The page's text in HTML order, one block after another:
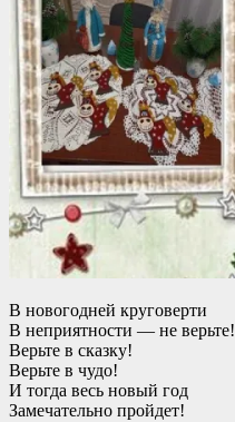
В новогодней круговерти
В неприятности — не верьте!
Верьте в сказку!
Верьте в чудо!
И тогда весь новый год
Замечательно пройдет!